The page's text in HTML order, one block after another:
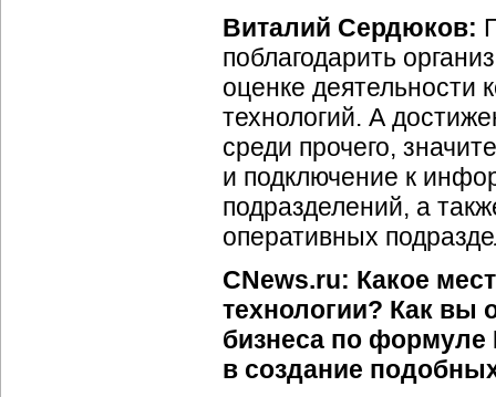
Виталий Сердюков:
поблагодарить
оценке
технологий. А
среди прочего,
и подключение к
подразделений, а
оперативных
CNews.ru: Какое
технологии? Как вы
бизнеса по формуле
в создание